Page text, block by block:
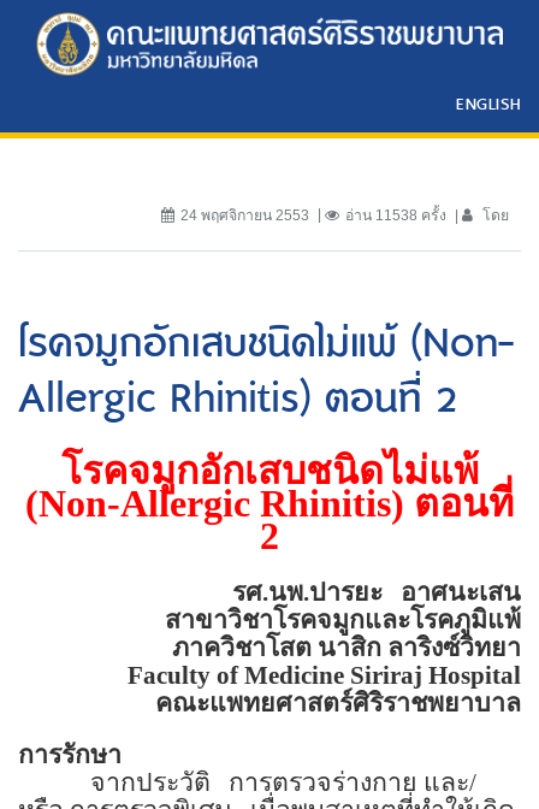
ENGLISH
24 พฤศจิกายน 2553 อ่าน 11538 ครั้ง โดย
โรคจมูกอักเสบชนิดไม่แพ้ (Non-
Allergic Rhinitis) ตอนที่ 2
โรคจมูกอักเสบชนิดไม่แพ้
(Non-Allergic Rhinitis) ตอนที่
2
รศ.นพ.ปารยะ
อาศนะเสน
สาขาวิชาโรคจมูกและโรคภูมิแพ้
ภาควิชาโสต นาสิก ลาริงซ์วิทยา
Faculty ofMedicine Siriraj Hospital
คณะแพทยศาสตร์ศิริราชพยาบาล
การรักษา
จากประวัติ
การตรวจร่างกาย และ/